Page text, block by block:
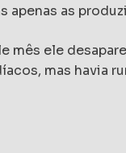
apenas as
mês ele
mas havia